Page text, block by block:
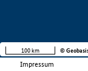
Impressum
100 km ©